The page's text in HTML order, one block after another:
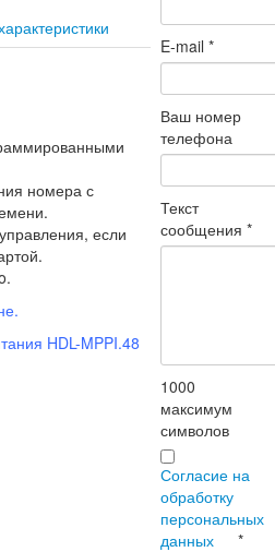
номера с
если
HDL-MPPI.48
E-mail*
Ваш номер
телефона
Текст
сообщения*
1000
максимум
символов
Согласие на
обработку
персональных
данных
*